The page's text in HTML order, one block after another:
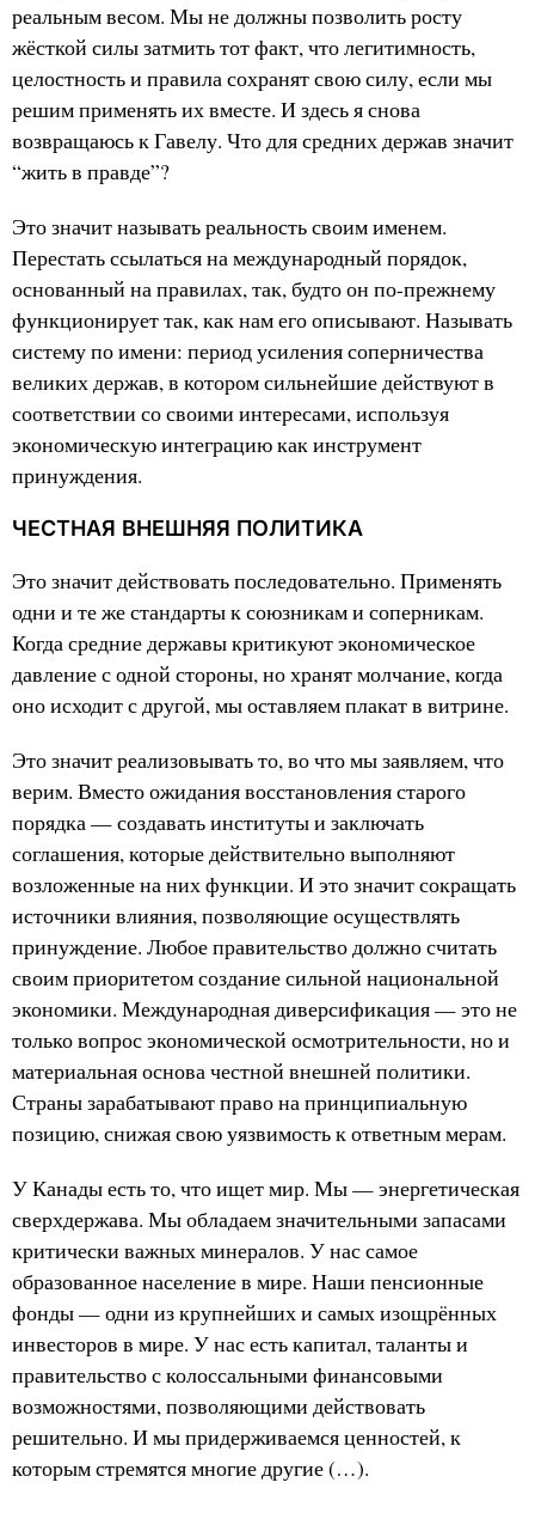
реальным весом. Мы не должны позволить росту
жёсткой силы затмить тот факт, что легитимность,
целостность и правила сохранят свою силу, если мы
решим применять их вместе. И здесь я снова
возвращаюсь к Гавелу. Что для средних держав значит
“жить в правде”?
Это значит называть реальность своим именем.
Перестать ссылаться на международный порядок,
основанный на правилах, так, будто он по-прежнему
функционирует так, как нам его описывают. Называть
систему по имени: период усиления соперничества
великих держав, в котором сильнейшие действуют в
соответствии со своими интересами, используя
экономическую интеграцию как инструмент
принуждения.
ЧЕСТНАЯ ВНЕШНЯЯ ПОЛИТИКА
Это значит действовать последовательно. Применять
одни и те же стандарты к союзникам и соперникам.
Когда средние державы критикуют экономическое
давление с одной стороны, но хранят молчание, когда
оно исходит с другой, мы оставляем плакат в витрине.
Это значит реализовывать то, во что мы заявляем, что
верим. Вместо ожидания восстановления старого
порядка — создавать институты и заключать
соглашения, которые действительно выполняют
возложенные на них функции. И это значит сокращать
источники влияния, позволяющие осуществлять
принуждение. Любое правительство должно считать
своим приоритетом создание сильной национальной
экономики. Международная диверсификация — это не
только вопрос экономической осмотрительности, но и
материальная основа честной внешней политики.
Страны зарабатывают право на принципиальную
позицию, снижая свою уязвимость к ответным мерам.
У Канады есть то, что ищет мир. Мы — энергетическая
сверхдержава. Мы обладаем значительными запасами
критически важных минералов. У нас самое
образованное население в мире. Наши пенсионные
фонды — одни из крупнейших и самых изощрённых
инвесторов в мире. У нас есть капитал, таланты и
правительство с колоссальными финансовыми
возможностями, позволяющими действовать
решительно. И мы придерживаемся ценностей, к
которым стремятся многие другие (…).